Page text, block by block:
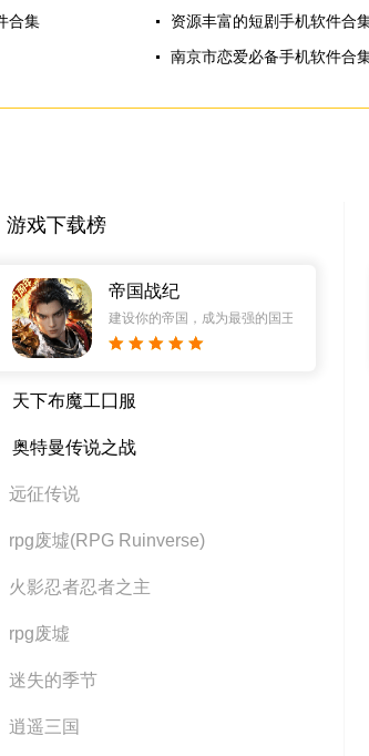
合集
资源丰富的短剧手机软件合
南京市恋爱必备手机软件合
游戏下载榜
帝国战纪
建设你的帝国，成为最强的国王！
天下布魔工囗服
奥特曼传说之战
远征传说
rpg废墟(RPG Ruinverse)
火影忍者忍者之主
rpg废墟
迷失的季节
逍遥三国